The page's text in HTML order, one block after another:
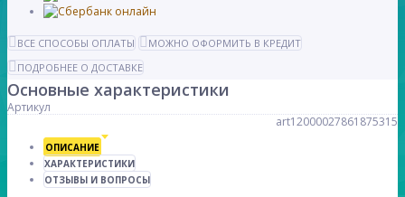
ВСЕ СПОСОБЫ ОПЛАТЫ
МОЖНО ОФОРМИТЬ В КРЕДИТ
ПОДРОБНЕЕ О ДОСТАВКЕ
Основные характеристики
Артикул
art12000027861875315
ОПИСАНИЕ
ХАРАКТЕРИСТИКИ
ОТЗЫВЫ И ВОПРОСЫ